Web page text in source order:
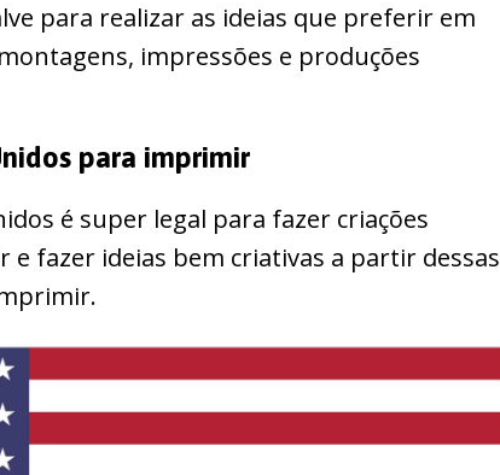
para realizar as ideias que preferir em
impressões e produções
para imprimir
é super legal para fazer criações
e fazer ideias bem criativas a partir dessas